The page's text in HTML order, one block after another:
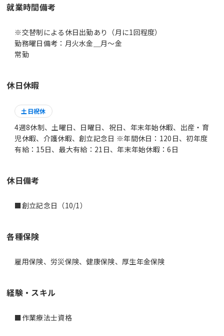
就業時間備考
※交替制による休日出勤あり（月に1回程度）
勤務曜日備考：月火水金＿月～金
常勤
休日休暇
土日祝休
4週8休制、土曜日、日曜日、祝日、年末年始休暇、出産・育
児休暇、介護休暇、創立記念日 ※年間休日：120日、初年度
有給：15日、最大有給：21日、年末年始休暇：6日
休日備考
■創立記念日（10/1）
各種保険
雇用保険、労災保険、健康保険、厚生年金保険
経験・スキル
■作業療法士資格